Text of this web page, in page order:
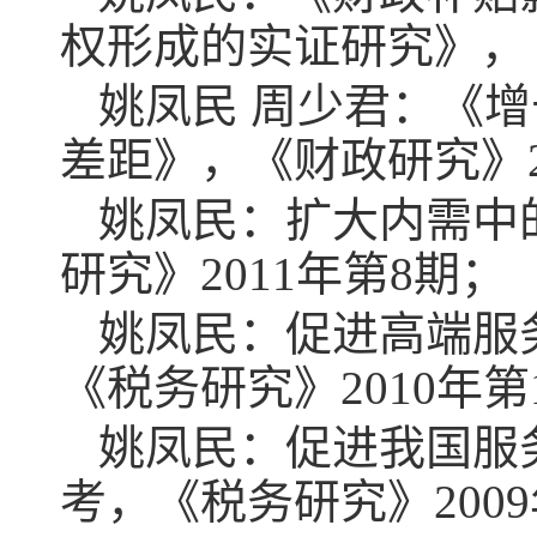
权形成的实证研究》
姚凤民 周少君：《
差距》，《财政研究》
姚凤民：扩大内需
研究》 2011年第8期；
姚凤民：促进高端
《税务研究》 2010年第
姚凤民：促进我国
考，《税务研究》 2009